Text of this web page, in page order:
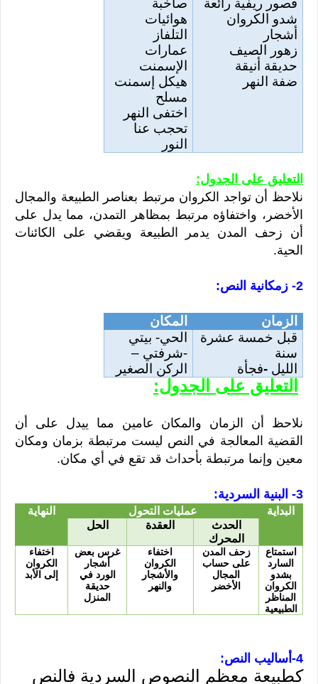
قصور ريفية رائعة
شدو الكروان
أشجار
زهور الصيف
حديقة أنيقة
ضفة النهر
صاخبة
هوائيات
التلفاز
عمارات
الإسمنت
هيكل إسمنت
مسلح
اختفى النهر
تحجب عنا
النور
التعليق على الجدول:
نلاحظ أن تواجد الكروان مرتبط بعناصر الطبيعة والمجال
الأخضر، واختفاؤه مرتبط بمظاهر التمدن، مما يدل على
أن زحف المدن يدمر الطبيعة ويقضي على الكائنات
الحية.
2- زمكانية النص:
الزمان
المكان
قبل خمسة عشرة
سنة
الليل -فجأة
الحي- بيتي
-شرفتي –
الركن الصغير
التعليق على الجدول:
نلاحظ أن الزمان والمكان عامين مما ييدل على أن
القضية المعالجة في النص ليست مرتبطة بزمان ومكان
معين وإنما مرتبطة بأحداث قد تقع في أي مكان.
3- البنية السردية:
البداية عمليات التحول
النهاية
الحدث
المحرك
العقدة الحل
استمتاع
السارد
بشدو
الكروان
المناظر
الطبيعية
زحف المدن
على حساب
المجال
الأخضر
اختفاء
الكروان
والأشجار
والنهر
غرس بعض
أشجار
الورد في
حديقة
المنزل
اختفاء
الكروان
إلى الأبد
4-أساليب النص:
كطبيعة معظم النصوص السردية فالنص